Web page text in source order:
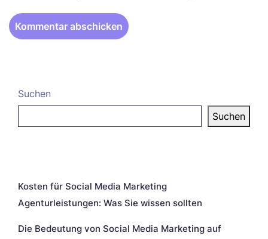
Suchen
Suchen
Kosten für Social Media Marketing
Agenturleistungen: Was Sie wissen sollten
Die Bedeutung von Social Media Marketing auf